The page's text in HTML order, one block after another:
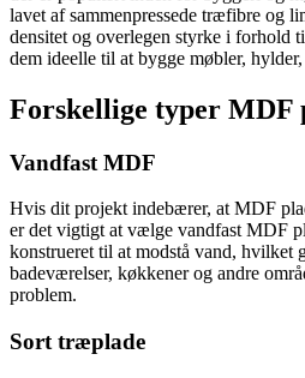
lavet af sammenpressede træfibre og
densitet og overlegen styrke i forhold
dem ideelle til at bygge møbler,
Forskellige typer MDF
Vandfast MDF
Hvis dit projekt indebærer, at MDF
er det vigtigt at vælge vandfast MDF
konstrueret til at modstå vand, hvilket
badeværelser, køkkener og andre
problem.
Sort træplade